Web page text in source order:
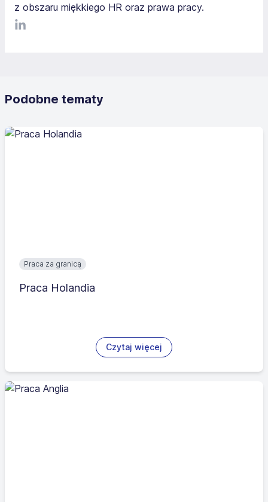
z obszaru miękkiego HR oraz prawa pracy.
LinkediIn
Podobne tematy
Praca za granicą
Praca Holandia
Czytaj więcej